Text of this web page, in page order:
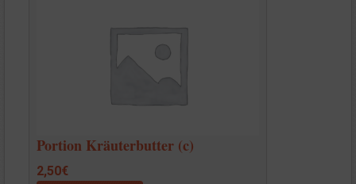
Portion Kräuterbutter (c)
2,50€